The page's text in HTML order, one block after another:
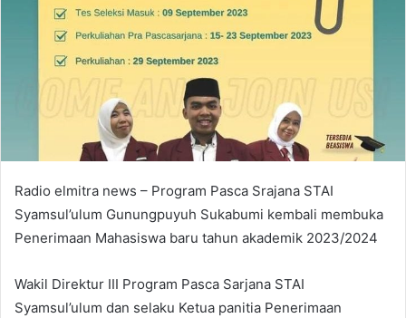
Radio elmitra news – Program Pasca Srajana STAI
Syamsul’ulum Gunungpuyuh Sukabumi kembali membuka
Penerimaan Mahasiswa baru tahun akademik 2023/2024
Wakil Direktur III Program Pasca Sarjana STAI
Syamsul’ulum dan selaku Ketua panitia Penerimaan